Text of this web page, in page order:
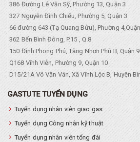
386 Đường Lê Văn Sỹ, Phường 13, Quận 3
327 Nguyễn Đình Chiểu, Phường 5, Quận 3
66 đường 643 (Tạ Quang Bửu), Phường
362 Bến Bình Đông, P.15 , Q.8
150 Đình Phong Phú, Tăng Nhơn Phú B, Quận 9
Q168 Vĩnh Viễn, Phường 9, Quận 10
D15/21A Võ Văn Vân, Xã Vĩnh Lộc B, Huyện
GASTUTE TUYỂN DỤNG
Tuyển dụng nhân viên giao gas
Tuyển dụng Công nhân kỹ thuật
Tuyển dụng nhân viên tổng đài